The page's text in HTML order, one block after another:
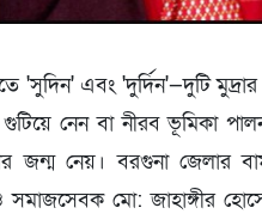
'সুদিন' এবং 'দুর্দিন'—দুটি মুদ্রার
নেন বা নীরব ভূমিকা
জন্ম নেয়। বরগুনা জেলার
সমাজসেবক মো: জাহাঙ্গীর